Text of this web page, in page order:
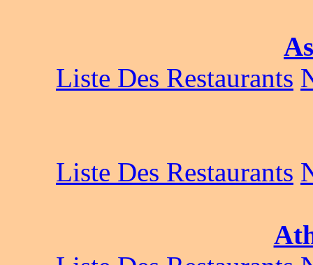
Liste Des Restaurants
Liste Des Restaurants